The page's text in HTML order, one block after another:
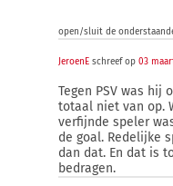
open/sluit de
JeroenE schreef op 03
Tegen PSV was hij
totaal niet van op.
verfijnde speler
de goal. Redelijke
dan dat. En dat is
bedragen.